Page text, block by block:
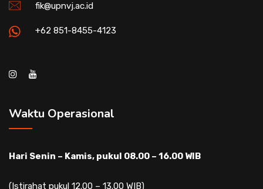
fik@upnvj.ac.id
+62 851-8455-4123
Waktu Operasional
Hari Senin – Kamis, pukul 08.00 – 16.00 WIB
(Istirahat pukul 12.00 – 13.00 WIB)